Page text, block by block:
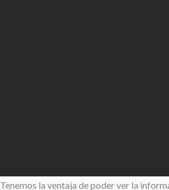
Tenemos la ventaja de poder ver la